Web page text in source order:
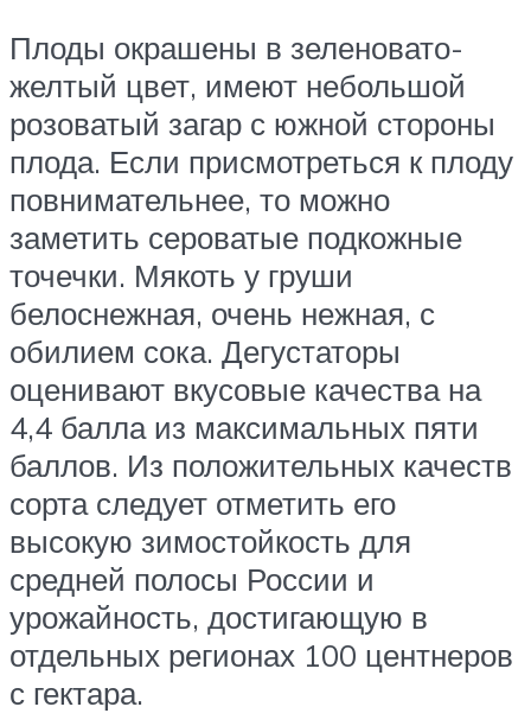
Плоды окрашены в зеленовато-
желтый цвет, имеют небольшой
розоватый загар с южной стороны
плода. Если присмотреться к плоду
повнимательнее, то можно
заметить сероватые подкожные
точечки. Мякоть у груши
белоснежная, очень нежная, с
обилием сока. Дегустаторы
оценивают вкусовые качества на
4,4 балла из максимальных пяти
баллов. Из положительных качеств
сорта следует отметить его
высокую зимостойкость для
средней полосы России и
урожайность, достигающую в
отдельных регионах 100 центнеров
с гектара.